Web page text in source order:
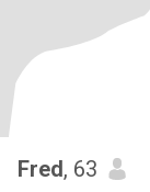
Fred, 63